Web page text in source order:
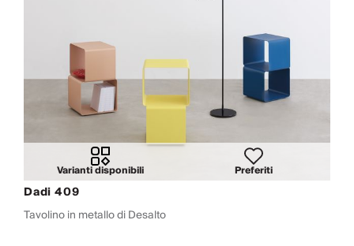
Varianti disponibili Preferiti
Dadi 409
Tavolino in metallo di Desalto